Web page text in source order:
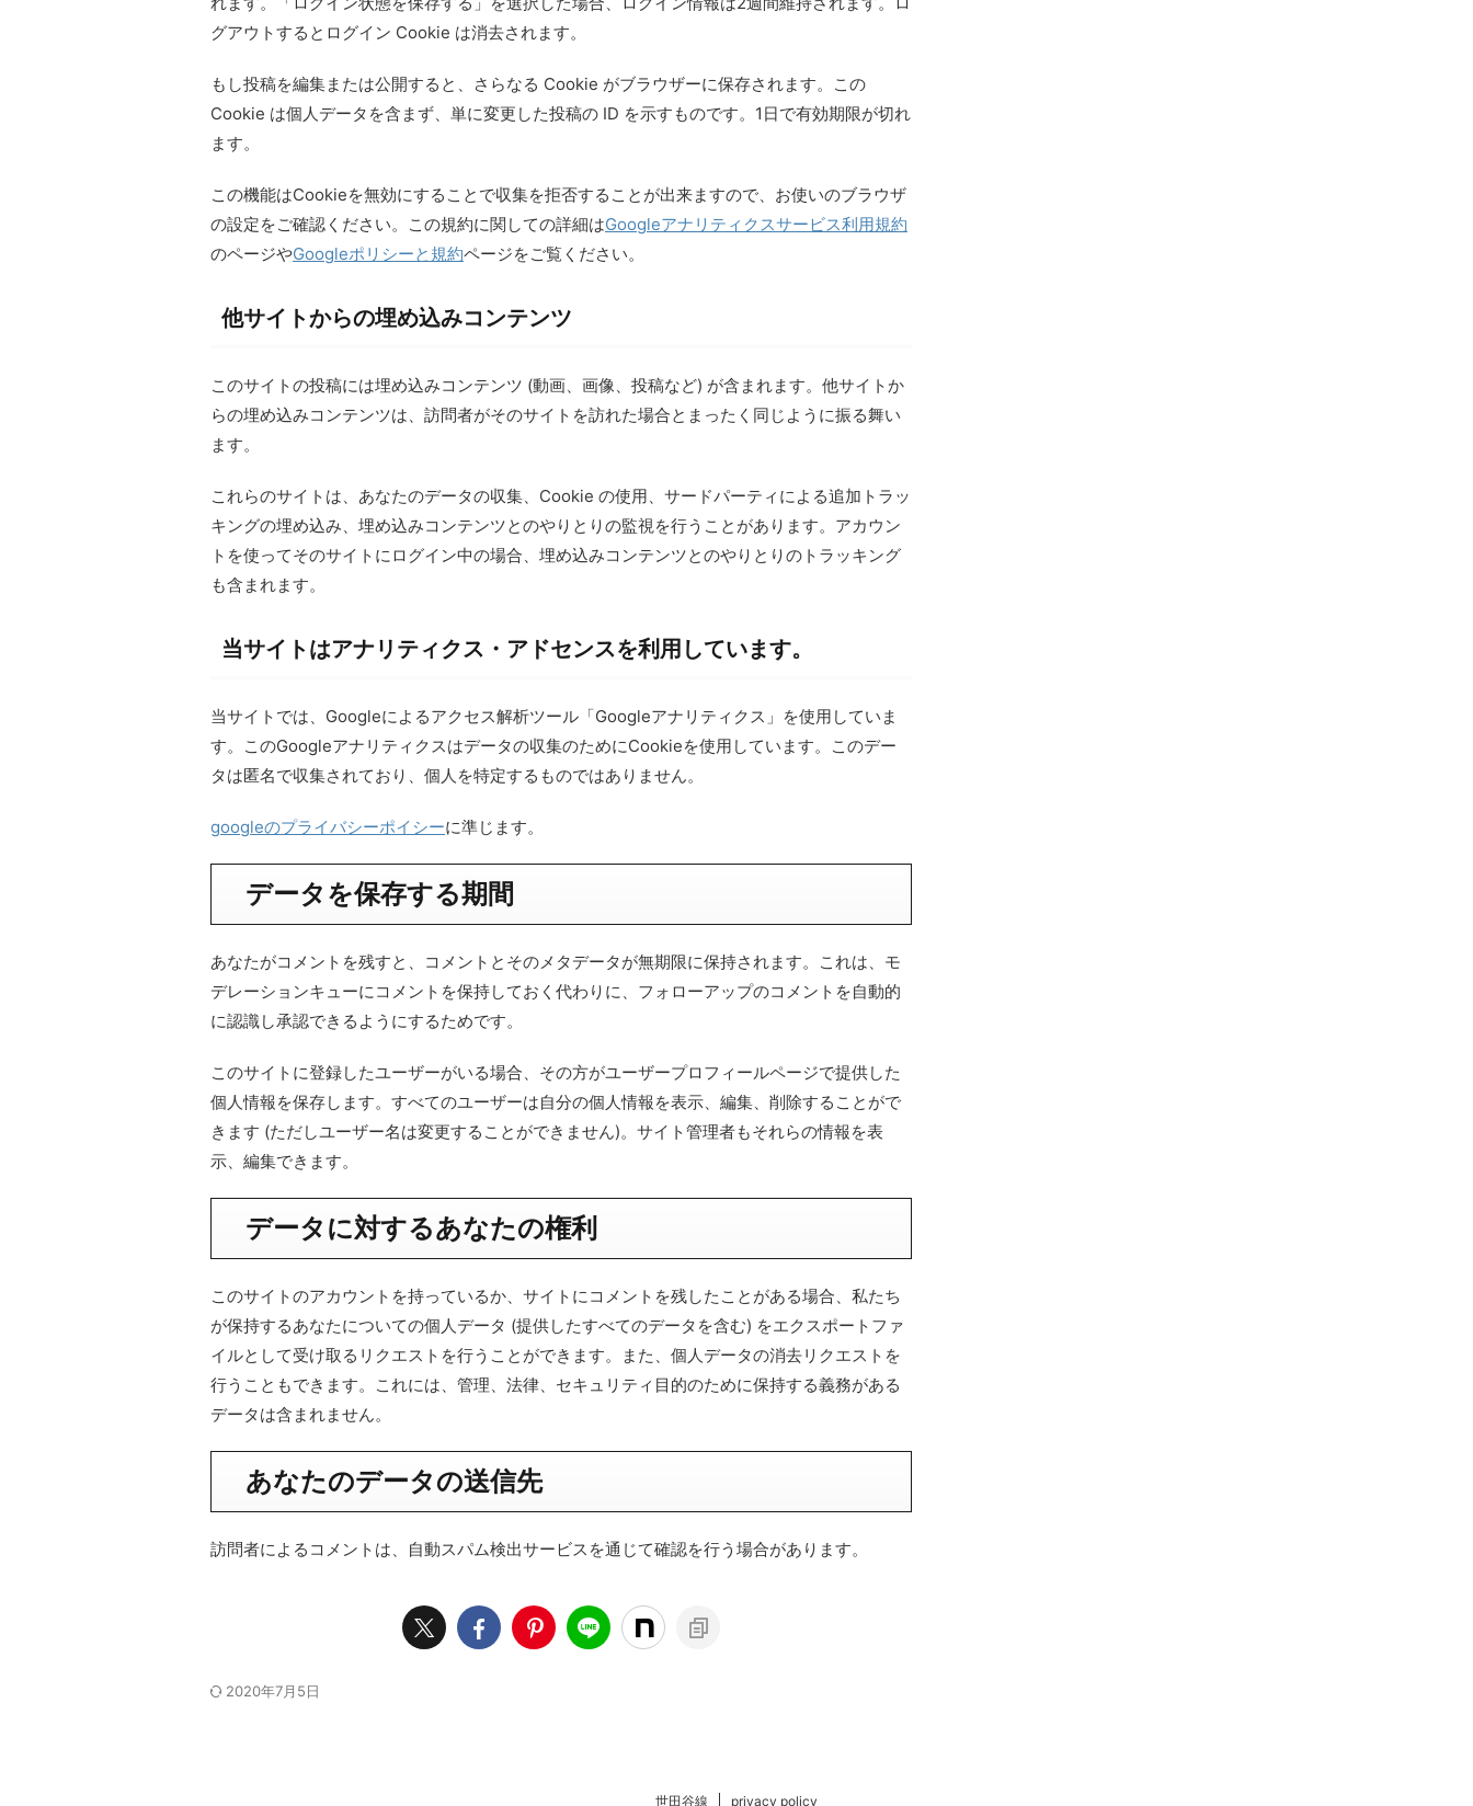
グアウトするとログイン Cookie は消去されます。
もし投稿を編集または公開すると、さらなる Cookie がブラウザーに保存されます。この
Cookie は個人データを含まず、単に変更した投稿の ID を示すものです。1日で有効期限が切れ
ます。
この機能はCookieを無効にすることで収集を拒否することが出来ますので、お使いのブラウザ
の設定をご確認ください。この規約に関しての詳細はGoogleアナリティクスサービス利用規約
のページやGoogleポリシーと規約ページをご覧ください。
他サイトからの埋め込みコンテンツ
このサイトの投稿には埋め込みコンテンツ (動画、画像、投稿など) が含まれます。他サイトか
らの埋め込みコンテンツは、訪問者がそのサイトを訪れた場合とまったく同じように振る舞い
ます。
これらのサイトは、あなたのデータの収集、Cookie の使用、サードパーティによる追加トラッ
キングの埋め込み、埋め込みコンテンツとのやりとりの監視を行うことがあります。アカウン
トを使ってそのサイトにログイン中の場合、埋め込みコンテンツとのやりとりのトラッキング
も含まれます。
当サイトはアナリティクス・アドセンスを利用しています。
当サイトでは、Googleによるアクセス解析ツール「Googleアナリティクス」を使用していま
す。このGoogleアナリティクスはデータの収集のためにCookieを使用しています。このデー
タは匿名で収集されており、個人を特定するものではありません。
googleのプライバシーポイシーに準じます。
データを保存する期間
あなたがコメントを残すと、コメントとそのメタデータが無期限に保持されます。これは、モ
デレーションキューにコメントを保持しておく代わりに、フォローアップのコメントを自動的
に認識し承認できるようにするためです。
このサイトに登録したユーザーがいる場合、その方がユーザープロフィールページで提供した
個人情報を保存します。すべてのユーザーは自分の個人情報を表示、編集、削除することがで
きます (ただしユーザー名は変更することができません)。サイト管理者もそれらの情報を表
示、編集できます。
データに対するあなたの権利
このサイトのアカウントを持っているか、サイトにコメントを残したことがある場合、私たち
が保持するあなたについての個人データ (提供したすべてのデータを含む) をエクスポートファ
イルとして受け取るリクエストを行うことができます。また、個人データの消去リクエストを
行うこともできます。これには、管理、法律、セキュリティ目的のために保持する義務がある
データは含まれません。
あなたのデータの送信先
訪問者によるコメントは、自動スパム検出サービスを通じて確認を行う場合があります。
2020年7月5日
世田谷線 privacy policy